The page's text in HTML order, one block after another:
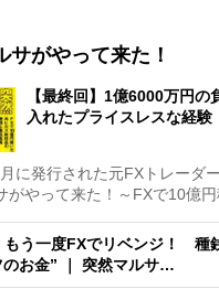
サがやって来た！
【最終回】1億6000万円
入れたプライスレスな経
に発行された元FXトレーダ
がやって来た！～FXで10億
もう一度FXでリベンジ！ 種
のお金” ｜ 突然マルサ…